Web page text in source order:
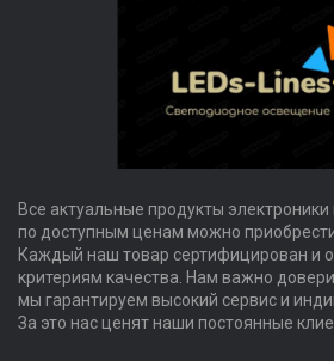
Все актуальные продукты
по доступным ценам можно
Каждый наш товар сертифицирован и
критериям качества. Нам важно
мы гарантируем высокий сервис и
За это нас ценят наши постоянные